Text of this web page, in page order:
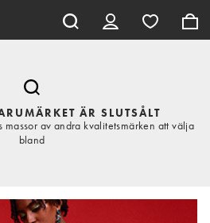
ÄR SLUTSÅLT
av andra kvalitetsmärken att välja
bland